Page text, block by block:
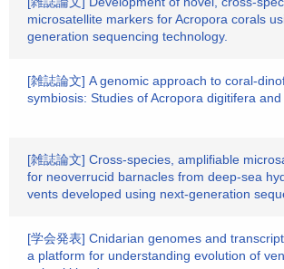
microsatellite markers for Acropora corals
generation sequencing technology.
[雑誌論文] A genomic approach to coral-
symbiosis: Studies of Acropora digitifera
[雑誌論文] Cross-species, amplifiable
for neoverrucid barnacles from deep-sea
vents developed using next-generation
[学会発表] Cnidarian genomes and
a platform for understanding evolution of